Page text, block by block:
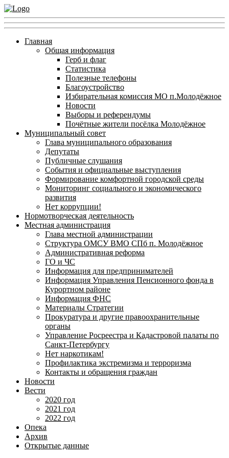
Главная
Общая информация
Герб и флаг
Статистика
Полезные телефоны
Благоустройство
Избирательная комиссия МО п.Молодёжное
Новости
Выборы и референдумы
Почётные жители посёлка Молодёжное
Муниципальный совет
Глава муниципального образования
Депутаты
Публичные слушания
События и официальные выступления
Формирование комфортной городской среды
Мониторинг социального и экономического
развития
Нет коррупции!
Нормотворческая деятельность
Местная администрация
Глава местной администрации
Структура ОМСУ ВМО СПб п. Молодёжное
Административная реформа
ГО и ЧС
Информация для предпринимателей
Информация Управления Пенсионного фонда в
Курортном районе
Информация ФНС
Материалы Стратегии
Прокуратура и другие правоохранительные
органы
Управление Росреестра и Кадастровой палаты по
Санкт-Петербургу
Нет наркотикам!
Профилактика экстремизма и терроризма
Контакты и обращения граждан
Новости
Вести
2020 год
2021 год
2022 год
Опека
Архив
Открытые данные